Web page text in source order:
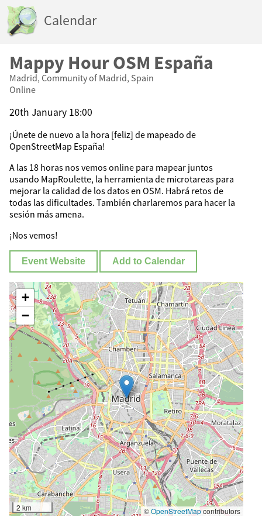
Calendar
Mappy Hour OSM España
Madrid, Community of Madrid, Spain
Online
20th January 18:00
¡Únete de nuevo a la hora [feliz] de mapeado de
OpenStreetMap España!
A las 18 horas nos vemos online para mapear juntos
usando MapRoulette, la herramienta de microtareas para
mejorar la calidad de los datos en OSM. Habrá retos de
todas las dificultades. También charlaremos para hacer la
sesión más amena.
¡Nos vemos!
Event Website Add to Calendar
+
−
2 km ©OpenStreetMapcontributors